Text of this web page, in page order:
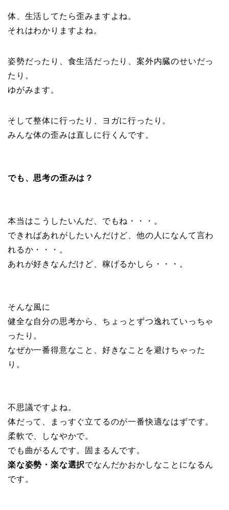
体、生活してたら歪みますよね。
それはわかりますよね。
姿勢だったり、食生活だったり、案外内臓のせいだっ
たり。
ゆがみます。
そして整体に行ったり、ヨガに行ったり。
みんな体の歪みは直しに行くんです。
でも、思考の歪みは？
本当はこうしたいんだ、でもね・・・。
できればあれがしたいんだけど、他の人になんて言わ
れるか・・・。
あれが好きなんだけど、稼げるかしら・・・。
そんな風に
健全な自分の思考から、ちょっとずつ逸れていっちゃ
ったり。
なぜか一番得意なこと、好きなことを避けちゃった
り。
不思議ですよね。
体だって、まっすぐ立てるのが一番快適なはずです。
柔軟で、しなやかで。
でも曲がるんです。固まるんです。
楽な姿勢・楽な選択でなんだかおかしなことになるん
です。